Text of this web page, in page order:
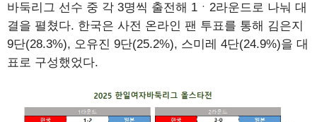
바둑리그 선수 중 각 3명씩 출전해 1ㆍ2라운드로 나눠 대
결을 펼쳤다. 한국은 사전 온라인 팬 투표를 통해 김은지
9단(28.3%), 오유진 9단(25.2%), 스미레 4단(24.9%)을 대
표로 구성했었다.